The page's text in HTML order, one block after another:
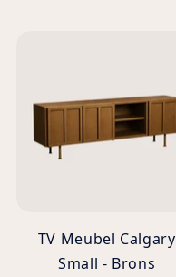
TV Meubel Calgary
Small - Brons